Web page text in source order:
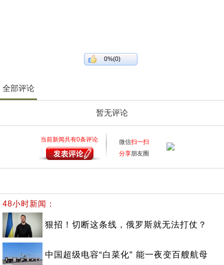
0%(0)
全部评论
暂无评论
当前新闻共有0条评论 微信扫一扫
分享朋友圈
48小时新闻：
狠招！切断这条线，俄罗斯就无法打仗？
中国超级电容“白菜化” 能一夜变百艘航母